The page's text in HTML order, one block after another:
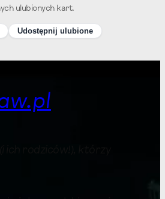
ulubionych kart.
Udostępnij ulubione